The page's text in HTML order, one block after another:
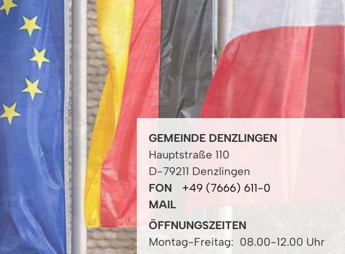
GEMEINDE DENZLINGEN
Hauptstraße 110
D-79211 Denzlingen
FON
+49 (7666) 611-0
MAIL
ÖFFNUNGSZEITEN
Montag-Freitag: 08.00-12.00 Uhr